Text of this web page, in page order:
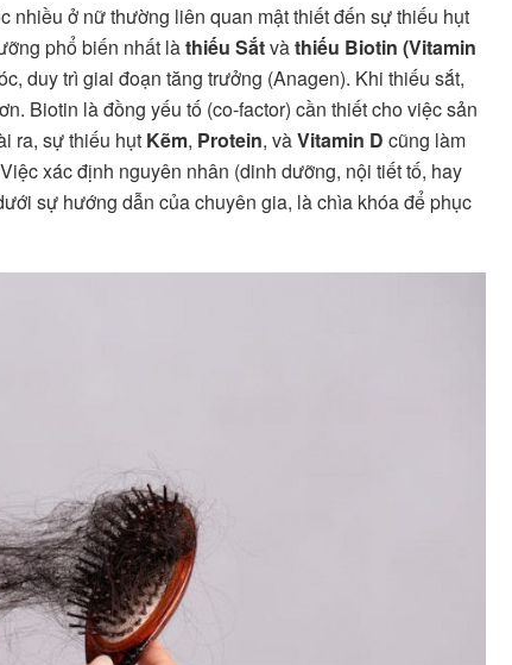
nhiều ở nữ thường liên quan mật thiết đến sự thiếu hụt
phổ biến nhất làthiếu Sắtvàthiếu Biotin (Vitamin
duy trì giai đoạn tăng trưởng (Anagen). Khi thiếu sắt,
Biotin là đồng yếu tố (co-factor) cần thiết cho việc sản
ra, sự thiếu hụt Kẽm, Protein, vàVitamin D cũng làm
xác định nguyên nhân (dinh dưỡng, nội tiết tố, hay
sự hướng dẫn của chuyên gia, là chìa khóa để phục